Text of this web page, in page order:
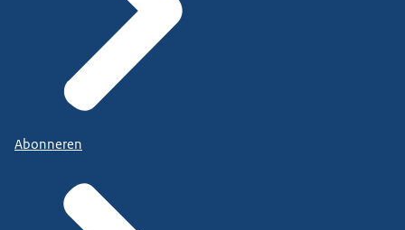
Abonneren